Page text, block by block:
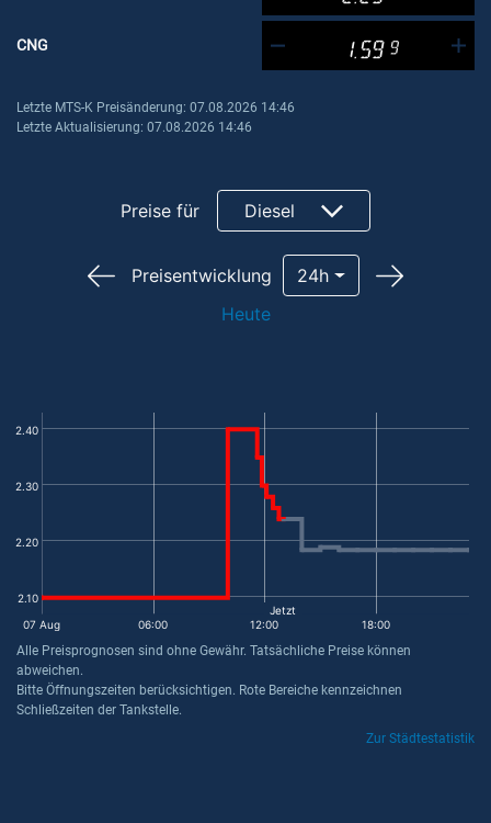
CNG 1.59 9
Letzte MTS-K Preisänderung: 07.08.2026 14:46
Letzte Aktualisierung: 07.08.2026 14:46
Preise für Diesel
Preisentwicklung
24h
Heute
2.10
2.20
2.30
2.40
07 Aug 06:00 12:00 18:00
Jetzt
Alle Preisprognosen sind ohne Gewähr. Tatsächliche Preise können
abweichen.
Bitte Öffnungszeiten berücksichtigen. Rote Bereiche kennzeichnen
Schließzeiten der Tankstelle.
Zur Städtestatistik